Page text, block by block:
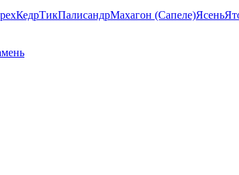
КедрТикПалисандрМахагон (Сапеле)Ясень